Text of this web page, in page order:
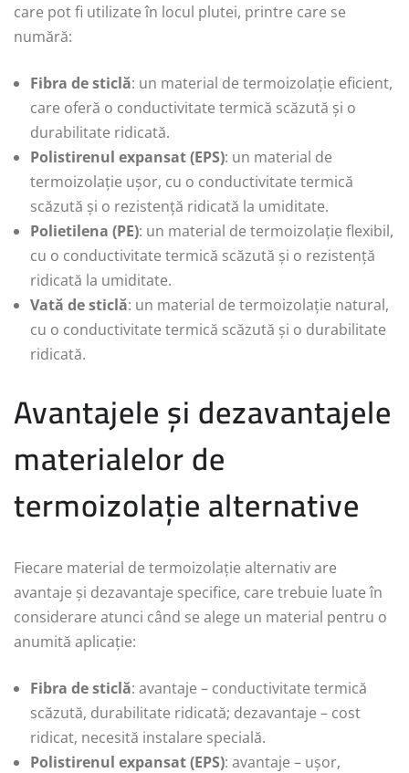
care pot fi utilizate în locul plutei, printre care se
numără:
Fibra de sticlă: un material de termoizolație eficient,
care oferă o conductivitate termică scăzută și o
durabilitate ridicată.
Polistirenul expansat (EPS): un material de
termoizolație ușor, cu o conductivitate termică
scăzută și o rezistență ridicată la umiditate.
Polietilena (PE): un material de termoizolație flexibil,
cu o conductivitate termică scăzută și o rezistență
ridicată la umiditate.
Vată de sticlă: un material de termoizolație natural,
cu o conductivitate termică scăzută și o durabilitate
ridicată.
Avantajele și dezavantajele
materialelor de
termoizolație alternative
Fiecare material de termoizolație alternativ are
avantaje și dezavantaje specifice, care trebuie luate în
considerare atunci când se alege un material pentru o
anumită aplicație:
Fibra de sticlă: avantaje – conductivitate termică
scăzută, durabilitate ridicată; dezavantaje – cost
ridicat, necesită instalare specială.
Polistirenul expansat (EPS): avantaje – ușor,